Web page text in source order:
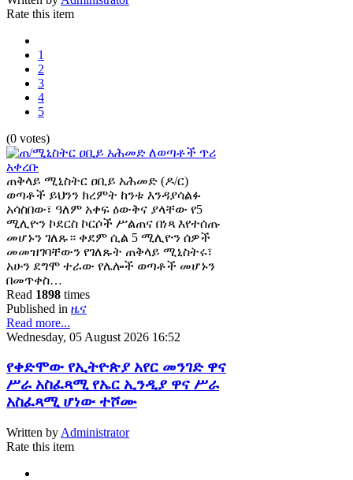
Rate this item
1
2
3
4
5
(0 votes)
ጠቅላይ ሚኒስትር ዐቢይ አሕመድ (ዶ/ር)
ወጣቶች ይህንን ክረምት ከንቱ እንዳያሳልፉ
አሳስበው፣ ዓለም አቀፍ ዕውቅና ያላቸው የ5
ሚሊዮን ኮደርስ ኮርሶች ሥልጠና በነጻ እየተሰጡ
መሆኑን ገለጹ። ቀደም ሲል 5 ሚሊዮን ሰዎች
መመዝገባቸውን የገለጹት ጠቅላይ ሚኒስትሩ፣
አሁን ደግሞ ተራው የሌሎች ወጣቶች መሆኑን
በመጥቀስ…
Read 1898 times
Published in ዜና
Read more...
Wednesday, 05 August 2026 16:52
የቀድሞው የኢትዮጵያ አየር መንገድ ዋና
ሥራ አስፈጻሚ የኤር ኢንዲያ ዋና ሥራ
አስፈጻሚ ሆነው ተሾሙ
Written by Administrator
Rate this item